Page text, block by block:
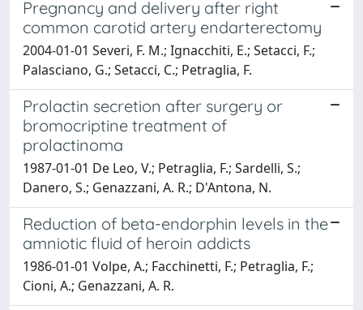
Pregnancy and delivery after right
common carotid artery endarterectomy
2004-01-01 Severi, F. M.; Ignacchiti, E.; Setacci, F.;
Palasciano, G.; Setacci, C.; Petraglia, F.
Prolactin secretion after surgery or
bromocriptine treatment of
prolactinoma
1987-01-01 De Leo, V.; Petraglia, F.; Sardelli, S.;
Danero, S.; Genazzani, A. R.; D'Antona, N.
Reduction of beta-endorphin levels in the
amniotic fluid of heroin addicts
1986-01-01 Volpe, A.; Facchinetti, F.; Petraglia, F.;
Cioni, A.; Genazzani, A. R.